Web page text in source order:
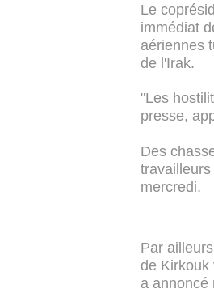
Le
immédiat
aériennes
de l'Irak.
"Les
presse,
Des
mercredi.
Par
de Kirkouk
a annoncé